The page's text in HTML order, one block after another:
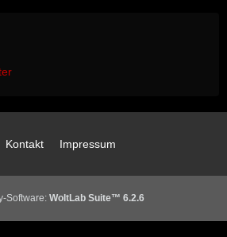
Kontakt Impressum
Software: WoltLab Suite™ 6.2.6